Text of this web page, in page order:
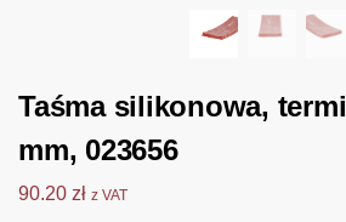
Taśma silikonowa,
mm, 023656
90.20 zł z VAT